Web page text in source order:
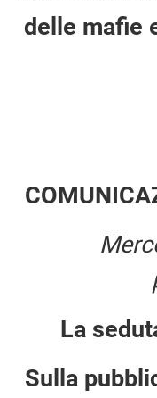
delle mafie
La
Sulla